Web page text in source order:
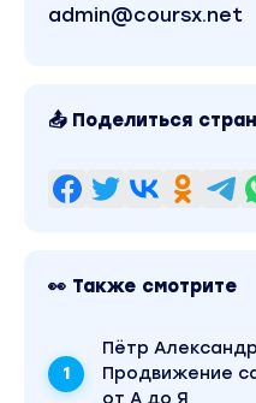
Нумерологически
зарабатываю»;
материальная
Сделаем
Вас»
admin@coursx.net
📤 Поделиться
👀 Также смотрите
Пётр
Продвижение
от А до Я